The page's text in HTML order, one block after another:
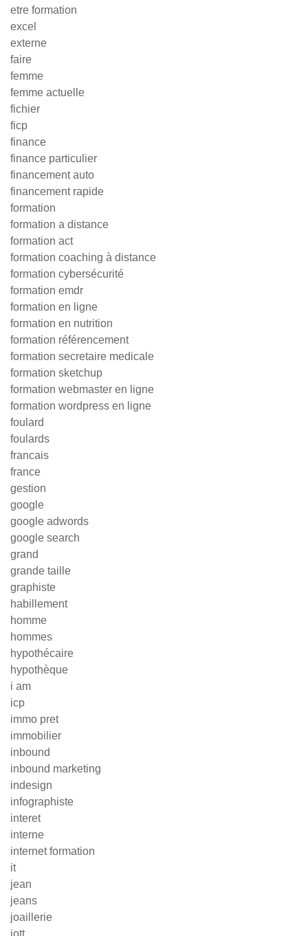
etre formation
excel
externe
faire
femme
femme actuelle
fichier
ficp
finance
finance particulier
financement auto
financement rapide
formation
formation a distance
formation act
formation coaching à distance
formation cybersécurité
formation emdr
formation en ligne
formation en nutrition
formation référencement
formation secretaire medicale
formation sketchup
formation webmaster en ligne
formation wordpress en ligne
foulard
foulards
francais
france
gestion
google
google adwords
google search
grand
grande taille
graphiste
habillement
homme
hommes
hypothécaire
hypothèque
i am
icp
immo pret
immobilier
inbound
inbound marketing
indesign
infographiste
interet
interne
internet formation
it
jean
jeans
joaillerie
jott